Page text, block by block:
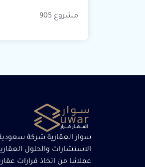
مشروع 905
سوار العقارية شركة
الاستشارات والحلول
عملائنا من اتخاذ قرارات